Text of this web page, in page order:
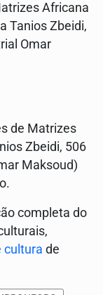
Africana
Tanios Zbeidi,
Omar
de Matrizes
Zbeidi, 506
Maksoud)
completa do
cultura de